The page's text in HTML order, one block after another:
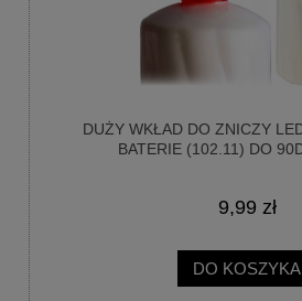
DUŻY WKŁAD DO ZNICZY
BATERIE (102.11) DO
9,99 zł
DO KOSZYKA